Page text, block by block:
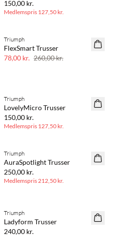
150,00 kr.
Medlemspris 127,50 kr.
70% rabat
Triumph
FlexSmart Trusser
78,00 kr. 260,00 kr.
Triumph
LovelyMicro Trusser
150,00 kr.
Medlemspris 127,50 kr.
Triumph
AuraSpotlight Trusser
250,00 kr.
Medlemspris212,50 kr.
Triumph
Ladyform Trusser
240,00 kr.